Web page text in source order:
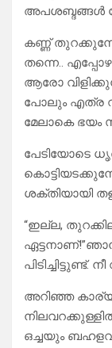
അപശബ്ദങ്ങൾ
കണ്ണ്
തന്നെ..
ആരോ
പോലും എത്ര
മേലാകെ
പേടിയോടെ
ശക്തിയായി
“ഇല്ല,
പിടിച്ചിട്ടുണ്ട്.
അറിഞ്ഞ
ഒച്ചയും